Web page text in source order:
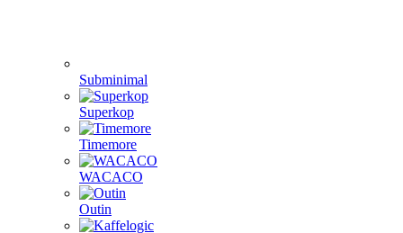
Subminimal
Superkop
Timemore
WACACO
Outin